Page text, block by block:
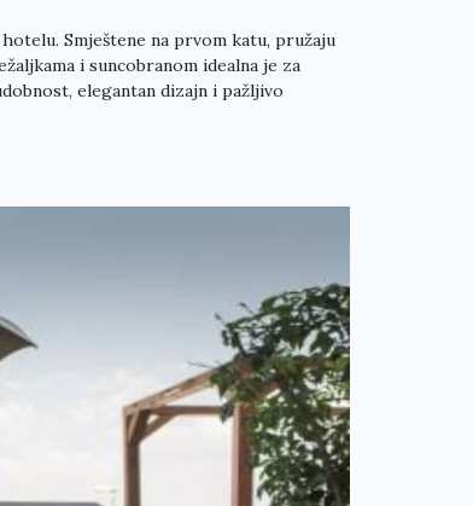
Smještene na prvom katu, pružaju
i suncobranom idealna je za
elegantan dizajn i pažljivo